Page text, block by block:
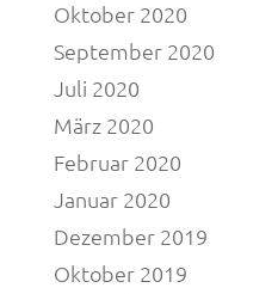
Oktober 2020
September 2020
Juli 2020
März 2020
Februar 2020
Januar 2020
Dezember 2019
Oktober 2019